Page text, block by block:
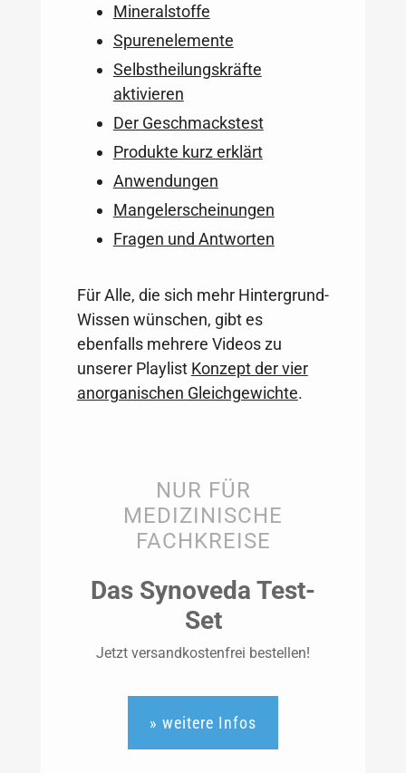
Mineralstoffe
Spurenelemente
Selbstheilungskräfte
aktivieren
Der Geschmackstest
Produkte kurz erklärt
Anwendungen
Mangelerscheinungen
Fragen und Antworten
Für Alle, die sich mehr Hintergrund-
Wissen wünschen, gibt es
ebenfalls mehrere Videos zu
unserer Playlist Konzept der vier
anorganischen Gleichgewichte.
NUR FÜR
MEDIZINISCHE
FACHKREISE
Das Synoveda Test-
Set
Jetzt versandkostenfrei bestellen!
» weitere Infos